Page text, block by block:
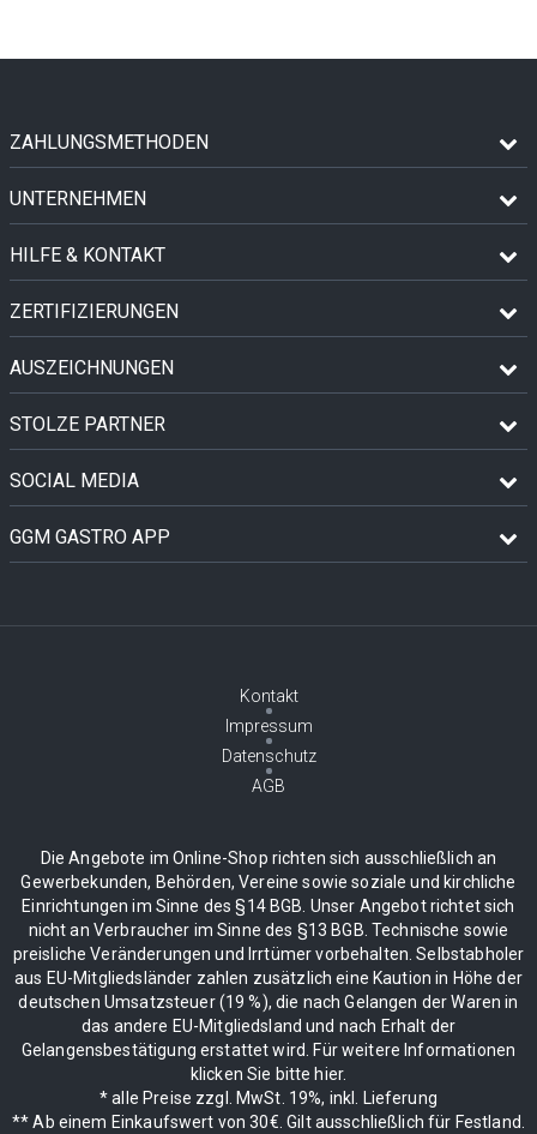
ZAHLUNGSMETHODEN
UNTERNEHMEN
HILFE & KONTAKT
ZERTIFIZIERUNGEN
AUSZEICHNUNGEN
STOLZE PARTNER
SOCIAL MEDIA
GGM GASTRO APP
Kontakt
Impressum
Datenschutz
AGB
Die Angebote im Online-Shop richten sich ausschließlich an
Gewerbekunden, Behörden, Vereine sowie soziale und kirchliche
Einrichtungen im Sinne des §14 BGB. Unser Angebot richtet sich
nicht an Verbraucher im Sinne des §13 BGB. Technische sowie
preisliche Veränderungen und Irrtümer vorbehalten. Selbstabholer
aus EU-Mitgliedsländer zahlen zusätzlich eine Kaution in Höhe der
deutschen Umsatzsteuer (19 %), die nach Gelangen der Waren in
das andere EU-Mitgliedsland und nach Erhalt der
Gelangensbestätigung erstattet wird. Für weitere Informationen
klicken Sie bitte hier.
* alle Preise zzgl. MwSt. 19%, inkl. Lieferung
** Ab einem Einkaufswert von 30€. Gilt ausschließlich für Festland.